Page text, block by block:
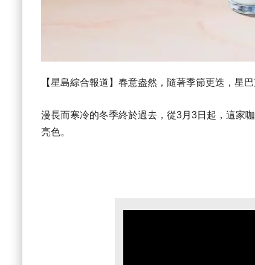
【星島綜合報道】春意盎然，隨著季節更迭，星
漫長而寒冷的冬季終於過去，從3月3日起，這家
亮色。